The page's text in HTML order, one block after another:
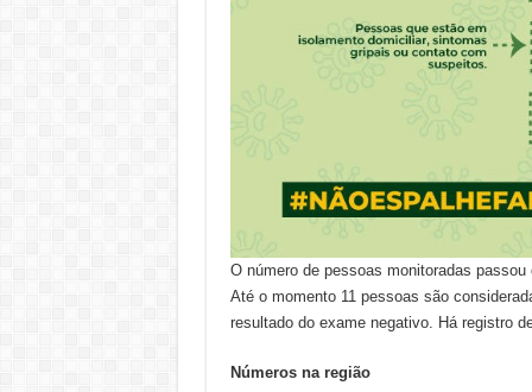
O número de pessoas monitoradas
Até o momento 11 pessoas são
resultado do exame negativo. Há registro
Números na região